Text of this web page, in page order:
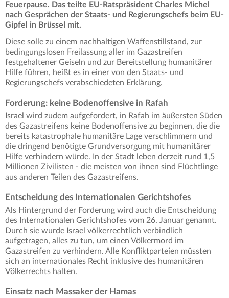
Feuerpause. Das teilte EU-Ratspräsident Charles Michel
nach Gesprächen der Staats- und Regierungschefs beim EU-
Gipfel in Brüssel mit.
Diese solle zu einem nachhaltigen Waffenstillstand, zur
bedingungslosen Freilassung aller im Gazastreifen
festgehaltener Geiseln und zur Bereitstellung humanitärer
Hilfe führen, heißt es in einer von den Staats- und
Regierungschefs verabschiedeten Erklärung.
Forderung: keine Bodenoffensive in Rafah
Israel wird zudem aufgefordert, in Rafah im äußersten Süden
des Gazastreifens keine Bodenoffensive zu beginnen, die die
bereits katastrophale humanitäre Lage verschlimmern und
die dringend benötigte Grundversorgung mit humanitärer
Hilfe verhindern würde. In der Stadt leben derzeit rund 1,5
Millionen Zivilisten - die meisten von ihnen sind Flüchtlinge
aus anderen Teilen des Gazastreifens.
Entscheidung des Internationalen Gerichtshofes
Als Hintergrund der Forderung wird auch die Entscheidung
des Internationalen Gerichtshofes vom 26. Januar genannt.
Durch sie wurde Israel völkerrechtlich verbindlich
aufgetragen, alles zu tun, um einen Völkermord im
Gazastreifen zu verhindern. Alle Konfliktparteien müssten
sich an internationales Recht inklusive des humanitären
Völkerrechts halten.
Einsatz nach Massaker der Hamas